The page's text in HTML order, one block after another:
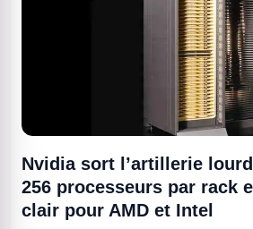
Nvidia sort l’artillerie
256 processeurs par rack
clair pour AMD et Intel